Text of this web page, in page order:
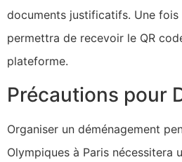
documents justificatifs. Une fois
permettra de recevoir le QR
plateforme.
Précautions pour
Organiser un déménagement
Olympiques à Paris nécessitera